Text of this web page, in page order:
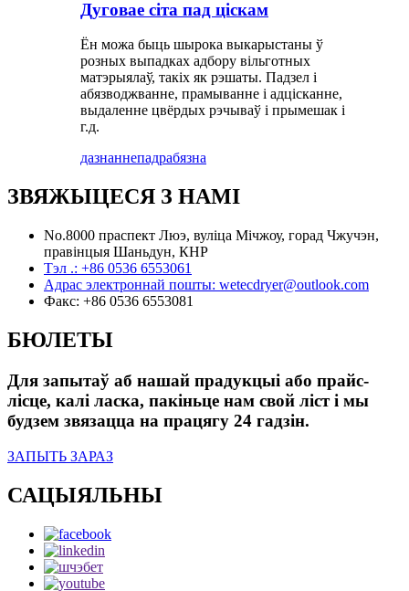
Дуговае сіта пад ціскам
Ён можа быць шырока выкарыстаны ў
розных выпадках адбору вільготных
матэрыялаў, такіх як рэшаты. Падзел і
абязводжванне, прамыванне і адцісканне,
выдаленне цвёрдых рэчываў і прымешак і
г.д.
дазнаннепадрабязна
ЗВЯЖЫЦЕСЯ З НАМІ
No.8000 праспект Люэ, вуліца Мічжоу, горад Чжучэн,
правінцыя Шаньдун, КНР
Тэл .: +86 0536 6553061
Адрас электроннай пошты: wetecdryer@outlook.com
Факс: +86 0536 6553081
БЮЛЕТЫ
Для запытаў аб нашай прадукцыі або прайс-
лісце, калі ласка, пакіньце нам свой ліст і мы
будзем звязацца на працягу 24 гадзін.
ЗАПЫТЬ ЗАРАЗ
САЦЫЯЛЬНЫ